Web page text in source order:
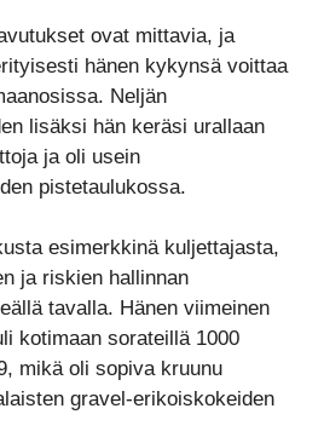
ovat mittavia, ja
hänen kykynsä voittaa
Neljän
lisäksi hän keräsi urallaan
ja oli usein
pistetaulukossa.
esimerkkinä kuljettajasta,
ja riskien hallinnan
tavalla. Hänen viimeinen
kotimaan sorateillä 1000
mikä oli sopiva kruunu
gravel-erikoiskokeiden